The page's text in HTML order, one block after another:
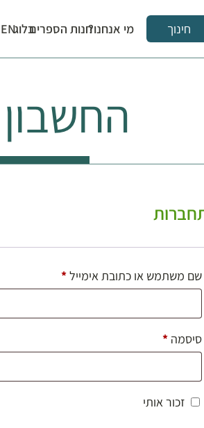
חינוך מי אנחנו?חנות הספריםבלוגEN
שם משתמש או כתובת אימייל*חובה
סיסמה*חובה
זכור אותי